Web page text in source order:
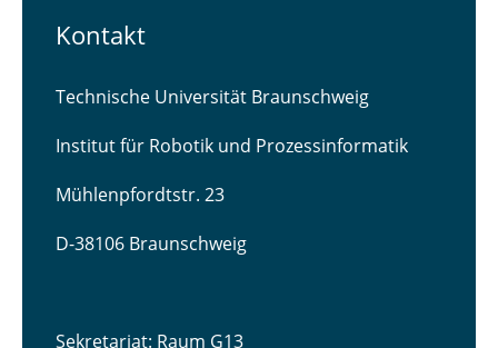
Kontakt
Technische Universität Braunschweig
Institut für Robotik und Prozessinformatik
Mühlenpfordtstr. 23
D-38106 Braunschweig
Sekretariat: Raum G13